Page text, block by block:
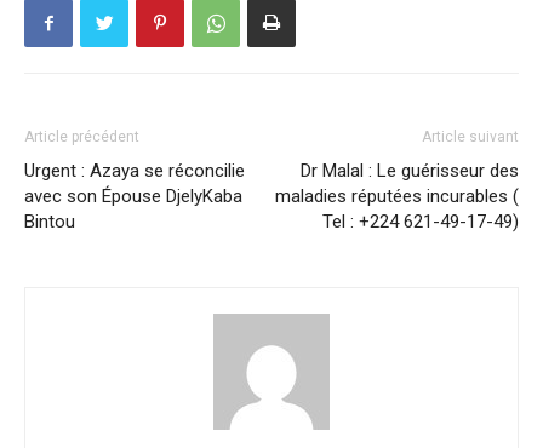
Article précédent
Urgent : Azaya se réconcilie
avec son Épouse DjelyKaba
Bintou
Article suivant
Dr Malal : Le guérisseur des
maladies réputées incurables (
Tel : +224 621-49-17-49)